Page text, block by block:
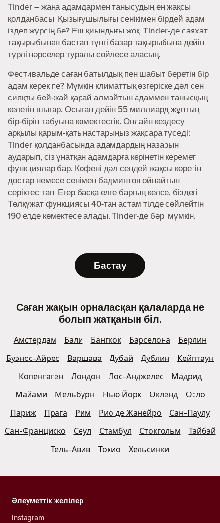
Tinder – жаңа адамдармен танысудың ең жақсы
қолданбасы. Қызығушылығы сенікімен бірдей адам
іздеп жүрсің бе? Еш қиындығы жоқ. Tinder-де саяхат
тақырыбынан бастап түнгі базар тақырыбына дейін
түрлі нәрселер туралы сөйлесе аласың.
Фестивальде саған батылдық пен шабыт беретін бір
адам керек пе? Мүмкін климаттық өзгеріске дәл сен
сияқты бей-жай қарай алмайтын адаммен танысқың
келетін шығар. Осыған дейін 55 миллиард жұптың
бір-бірін табуына көмектестік. Онлайн кездесу
арқылы қарым-қатынастарыңыз жақсара түседі:
Tinder қолданбасында адамдардың назарын
аударып, сіз ұнатқан адамдарға көрінетін керемет
функциялар бар. Кофені дәл сендей жақсы көретін
достар немесе сенімен бадминтон ойнайтын
серіктес тап. Егер басқа елге барғың келсе, біздегі
Төлқұжат функциясы 40-тан астам тілде сөйлейтін
190 елде көмектесе алады. Tinder-де бәрі мүмкін.
Бастау
Саған жақын орналасқан қалаларда не
болып жатқанын біл.
Амстердам Бали Бангкок Барселона
Берлин
Буэнос-Айрес
Варшава Дубай Дублин
Кейптаун
Копенгаген
Лондон Лос-Анджелес
Мадрид
Майами
Мельбурн Нью Йорк Окленд
Осло
Париж
Прага Рим Рио де Жанейро
Сан-Паулу
Сан-Франциско
Сеул Стамбул Стокгольм
Тайбэй
Тель-Авив
Токио Хельсинки
Әлеуметтік желілер
Instagram